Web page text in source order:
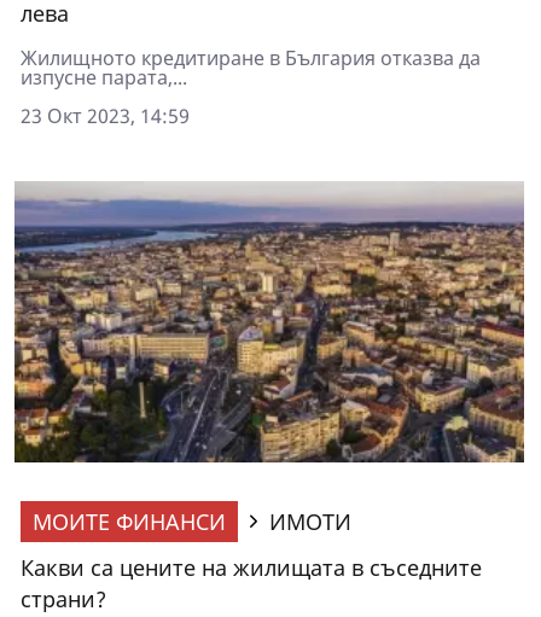
лева
Жилищното кредитиране в България отказва да
изпусне парата,...
23 Окт 2023, 14:59
МОИТЕ ФИНАНСИ
ИМОТИ
Какви са цените на жилищата в съседните
страни?